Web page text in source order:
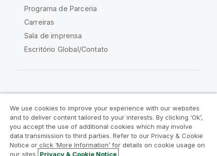
Programa de Parceria
Carreiras
Sala de imprensa
Escritório Global/Contato
Acordos legais
Termos do produto
Legal Policies
Políticas Legais
Termos de uso
Marcas comerciais
We use cookies to improve your experience with our websites
and to deliver content tailored to your interests. By clicking ‘Ok’,
you accept the use of additional cookies which may involve
data transmission to third parties. Refer to our Privacy & Cookie
Notice or click ‘More Information’ for details on cookie usage on
our sites. Privacy & Cookie Notice